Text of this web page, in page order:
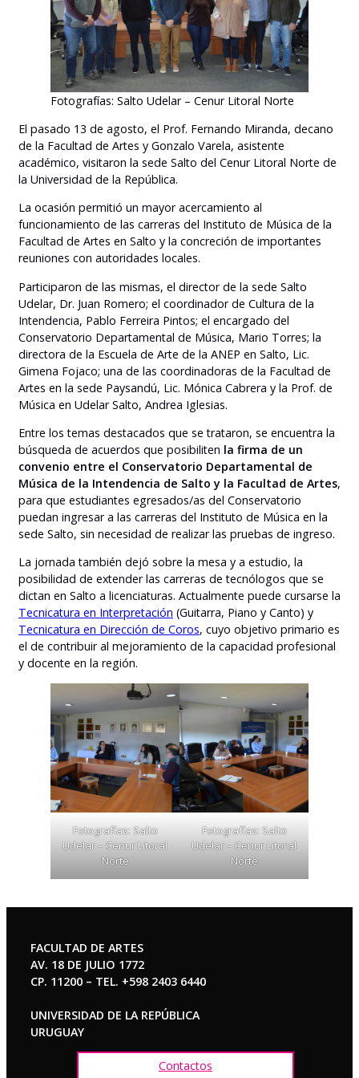
Fotografías: Salto Udelar – Cenur Litoral Norte
El pasado 13 de agosto, el Prof. Fernando Miranda, decano
de la Facultad de Artes y Gonzalo Varela, asistente
académico, visitaron la sede Salto del Cenur Litoral Norte de
la Universidad de la República.
La ocasión permitió un mayor acercamiento al
funcionamiento de las carreras del Instituto de Música de la
Facultad de Artes en Salto y la concreción de importantes
reuniones con autoridades locales.
Participaron de las mismas, el director de la sede Salto
Udelar, Dr. Juan Romero; el coordinador de Cultura de la
Intendencia, Pablo Ferreira Pintos; el encargado del
Conservatorio Departamental de Música, Mario Torres; la
directora de la Escuela de Arte de la ANEP en Salto, Lic.
Gimena Fojaco; una de las coordinadoras de la Facultad de
Artes en la sede Paysandú, Lic. Mónica Cabrera y la Prof. de
Música en Udelar Salto, Andrea Iglesias.
Entre los temas destacados que se trataron, se encuentra la
búsqueda de acuerdos que posibiliten la firma de un
convenio entre el Conservatorio Departamental de
Música de la Intendencia de Salto y la Facultad de Artes,
para que estudiantes egresados/as del Conservatorio
puedan ingresar a las carreras del Instituto de Música en la
sede Salto, sin necesidad de realizar las pruebas de ingreso.
La jornada también dejó sobre la mesa y a estudio, la
posibilidad de extender las carreras de tecnólogos que se
dictan en Salto a licenciaturas. Actualmente puede cursarse la
Tecnicatura en Interpretación (Guitarra, Piano y Canto) y
Tecnicatura en Dirección de Coros, cuyo objetivo primario es
el de contribuir al mejoramiento de la capacidad profesional
y docente en la región.
Fotografías: Salto
Udelar – Cenur Litoral
Norte
Fotografías: Salto
Udelar – Cenur Litoral
Norte
FACULTAD DE ARTES
AV. 18 DE JULIO 1772
CP. 11200 – TEL. +598 2403 6440
UNIVERSIDAD DE LA REPÚBLICA
URUGUAY
Contactos